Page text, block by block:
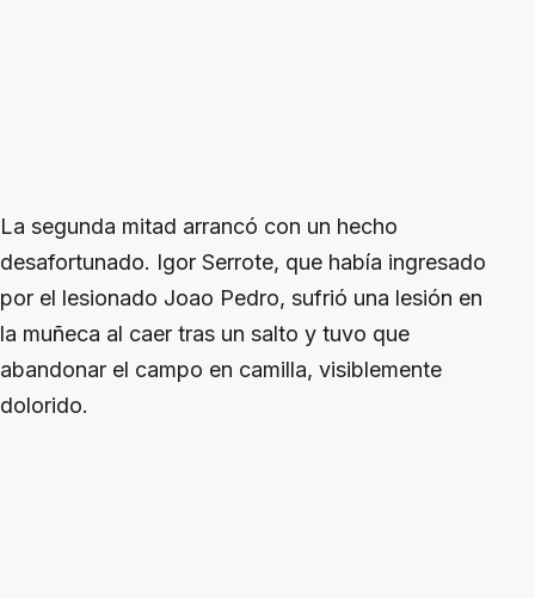
La segunda mitad arrancó con un hecho
desafortunado. Igor Serrote, que había ingresado
por el lesionado Joao Pedro, sufrió una lesión en
la muñeca al caer tras un salto y tuvo que
abandonar el campo en camilla, visiblemente
dolorido.